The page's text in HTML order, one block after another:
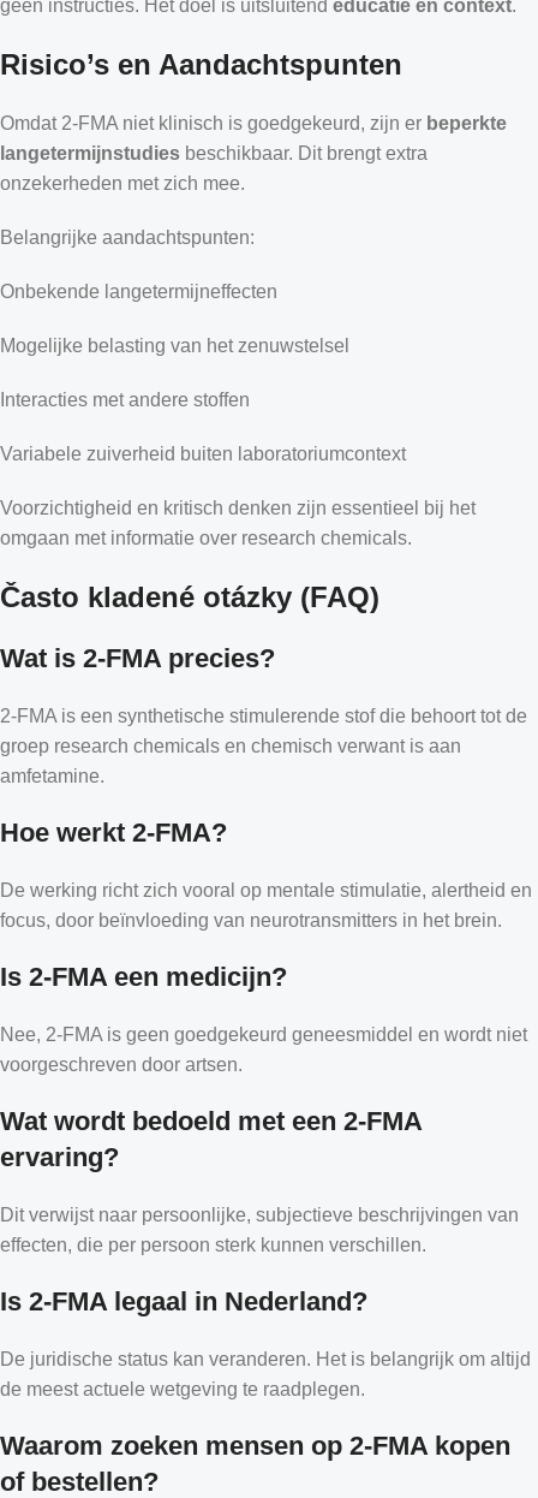
geen instructies. Het doel is uitsluitend educatie en context.
Risico’s en Aandachtspunten
Omdat 2-FMA niet klinisch is goedgekeurd, zijn er beperkte
langetermijnstudies beschikbaar. Dit brengt extra
onzekerheden met zich mee.
Belangrijke aandachtspunten:
Onbekende langetermijneffecten
Mogelijke belasting van het zenuwstelsel
Interacties met andere stoffen
Variabele zuiverheid buiten laboratoriumcontext
Voorzichtigheid en kritisch denken zijn essentieel bij het
omgaan met informatie over research chemicals.
Často kladené otázky (FAQ)
Wat is 2-FMA precies?
2-FMA is een synthetische stimulerende stof die behoort tot de
groep research chemicals en chemisch verwant is aan
amfetamine.
Hoe werkt 2-FMA?
De werking richt zich vooral op mentale stimulatie, alertheid en
focus, door beïnvloeding van neurotransmitters in het brein.
Is 2-FMA een medicijn?
Nee, 2-FMA is geen goedgekeurd geneesmiddel en wordt niet
voorgeschreven door artsen.
Wat wordt bedoeld met een 2-FMA
ervaring?
Dit verwijst naar persoonlijke, subjectieve beschrijvingen van
effecten, die per persoon sterk kunnen verschillen.
Is 2-FMA legaal in Nederland?
De juridische status kan veranderen. Het is belangrijk om altijd
de meest actuele wetgeving te raadplegen.
Waarom zoeken mensen op 2-FMA kopen
of bestellen?